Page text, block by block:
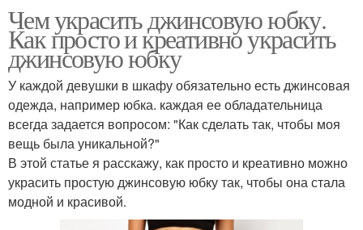
Чем украсить джинсовую юбку.
Как просто и креативно украсить
джинсовую юбку
У каждой девушки в шкафу обязательно есть джинсовая
одежда, например юбка. каждая ее обладательница
всегда задается вопросом: "Как сделать так, чтобы моя
вещь была уникальной?"
В этой статье я расскажу, как просто и креативно можно
украсить простую джинсовую юбку так, чтобы она стала
модной и красивой.